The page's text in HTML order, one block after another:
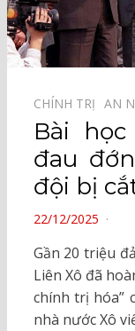
CHÍNH TRỊ⠀ AN
Bài
đau
đội bị
POSTED
22/12/2025
Gần 20 triệu
Liên Xô đã
chính trị hóa”
nhà nước Xô